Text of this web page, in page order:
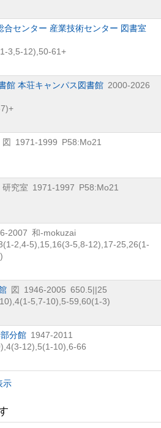
合センター 産業技術センター 図書室
3, 5-12), 50-61+
館 本荘キャンパス図書館 2000-2026
図 1971-1999 P58:Mo21
研究室 1971-1997 P58:Mo21
2007 和-mokuzai
2, 4-5), 15, 16(3-5, 8-12), 17-25, 26(1-
図 1946-2005 650.5||25
4(1-5, 7-10), 5-59, 60(1-3)
分館 1947-2011
4(3-12), 5(1-10), 6-66
示